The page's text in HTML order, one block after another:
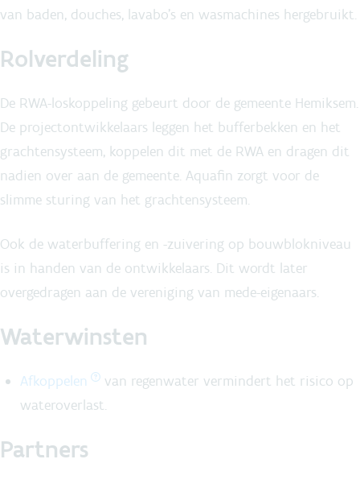
van baden, douches, lavabo’s en wasmachines hergebruikt.
Rolverdeling
De RWA-loskoppeling gebeurt door de gemeente Hemiksem.
De projectontwikkelaars leggen het bufferbekken en het
grachtensysteem, koppelen dit met de RWA en dragen dit
nadien over aan de gemeente. Aquafin zorgt voor de
slimme sturing van het grachtensysteem.
Ook de waterbuffering en -zuivering op bouwblokniveau
is in handen van de ontwikkelaars. Dit wordt later
overgedragen aan de vereniging van mede-eigenaars.
Waterwinsten
Afkoppelen
van regenwater vermindert het risico op
wateroverlast.
Partners